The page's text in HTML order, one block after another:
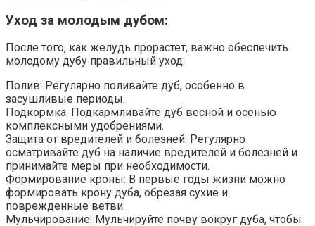
Уход за молодым дубом:
После того, как желудь прорастет, важно обеспечить
молодому дубу правильный уход:
Полив: Регулярно поливайте дуб, особенно в
засушливые периоды.
Подкормка: Подкармливайте дуб весной и осенью
комплексными удобрениями.
Защита от вредителей и болезней: Регулярно
осматривайте дуб на наличие вредителей и болезней и
принимайте меры при необходимости.
Формирование кроны: В первые годы жизни можно
формировать крону дуба, обрезая сухие и
поврежденные ветви.
Мульчирование: Мульчируйте почву вокруг дуба, чтобы